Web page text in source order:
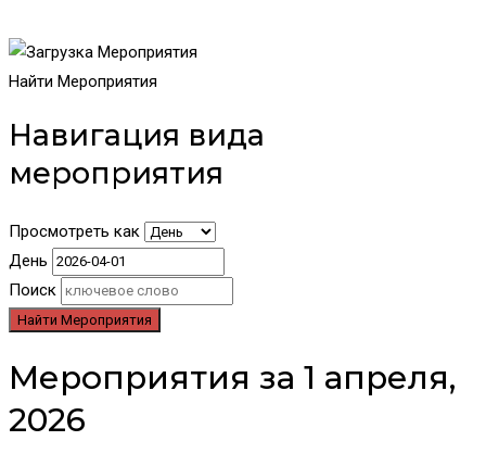
Найти Мероприятия
Навигация вида
мероприятия
Просмотреть как
День
Поиск
Мероприятия за 1 апреля,
2026